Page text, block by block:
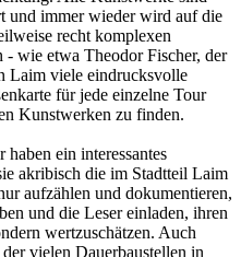
und immer wieder wird auf die
recht komplexen
wie etwa Theodor Fischer, der
Laim viele eindrucksvolle
für jede einzelne Tour
Kunstwerken zu finden.
ein interessantes
akribisch die im Stadtteil Laim
aufzählen und dokumentieren,
und die Leser einladen, ihren
wertzuschätzen. Auch
vielen Dauerbaustellen in